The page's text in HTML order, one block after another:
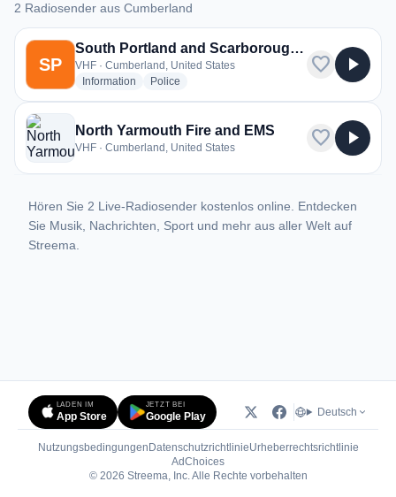
2 Radiosender aus Cumberland
2 Radiosender aus Cumberland
SP
South Portland and Scarborough Police and Fire
VHF · Cumberland, United States
Information radio stations
Police
favorite play_arrow
North Yarmouth Fire and EMS
VHF · Cumberland, United States favorite play_arrow
Hören Sie 2 Live-Radiosender kostenlos online. Entdecken
Sie Musik, Nachrichten, Sport und mehr aus aller Welt auf
Streema.
LADEN IM
App Store
JETZT BEI
Google Play Deutsch
Nutzungsbedingungen DatenschutzrichtlinieUrheberrechtsrichtlinie
AdChoices(öffnet in neuem Tab)
© 2026 Streema, Inc. Alle Rechte vorbehalten